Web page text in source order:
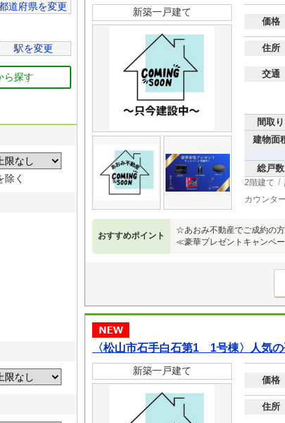
新築一戸建て
価格
住所
交通
間取り
建物面
総戸数
2階建て
カウンタ
おすすめポイント
☆あおみ不動産でご成約の
≪豪華プレゼントキャンペ
〈松山市石手白石第1 1号棟〉人気
新築一戸建て
価格
住所
道府県を変更
駅を変更
ら探す
除く